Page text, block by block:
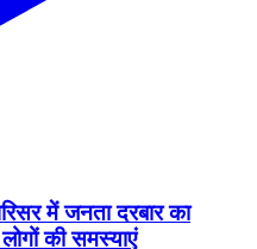
में जनता दरबार का
की समस्याएं